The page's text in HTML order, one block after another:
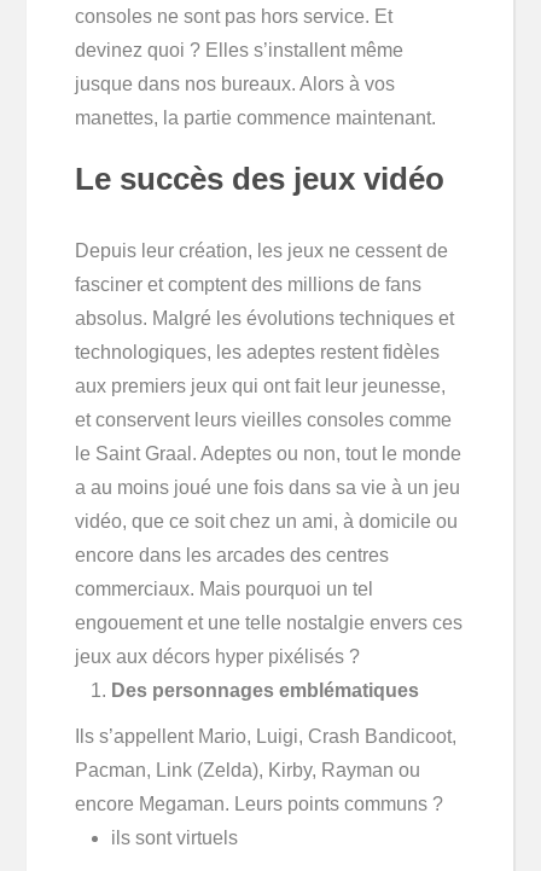
consoles ne sont pas hors service. Et
devinez quoi ? Elles s’installent même
jusque dans nos bureaux. Alors à vos
manettes, la partie commence maintenant.
Le succès des jeux vidéo
Depuis leur création, les jeux ne cessent de
fasciner et comptent des millions de fans
absolus. Malgré les évolutions techniques et
technologiques, les adeptes restent fidèles
aux premiers jeux qui ont fait leur jeunesse,
et conservent leurs vieilles consoles comme
le Saint Graal. Adeptes ou non, tout le monde
a au moins joué une fois dans sa vie à un jeu
vidéo, que ce soit chez un ami, à domicile ou
encore dans les arcades des centres
commerciaux. Mais pourquoi un tel
engouement et une telle nostalgie envers ces
jeux aux décors hyper pixélisés ?
Des personnages emblématiques
Ils s’appellent Mario, Luigi, Crash Bandicoot,
Pacman, Link (Zelda), Kirby, Rayman ou
encore Megaman. Leurs points communs ?
ils sont virtuels